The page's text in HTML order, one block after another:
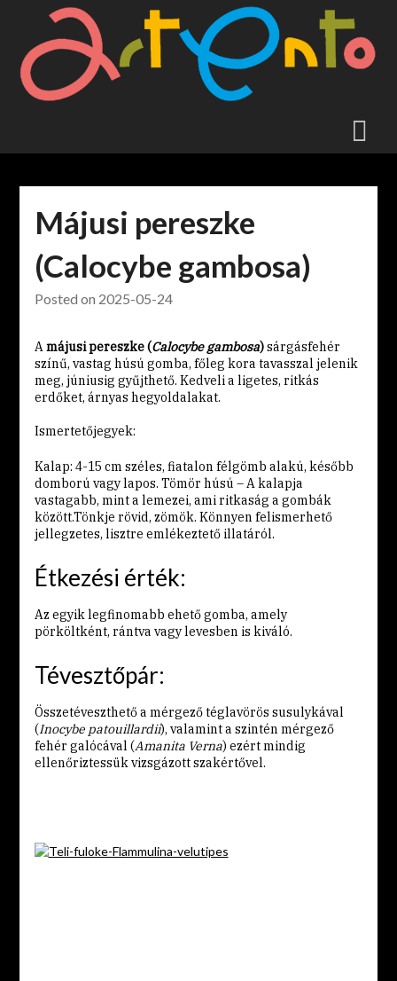
content
Májusi pereszke
(Calocybe gambosa)
Posted on 2025-05-24
Amájusi pereszke (Calocybe gambosa)sárgásfehér
színű, vastag húsú gomba, főleg kora tavasszal jelenik
meg, júniusig gyűjthető. Kedveli a ligetes, ritkás
erdőket, árnyas hegyoldalakat.
Ismertetőjegyek:
Kalap: 4-15 cm széles, fiatalon félgömb alakú, később
domború vagy lapos. Tömör húsú – A kalapja
vastagabb, mint a lemezei, ami ritkaság a gombák
között.Tönkje rövid, zömök. Könnyen felismerhető
jellegzetes, lisztre emlékeztető illatáról.
Étkezési érték:
Az egyik legfinomabb ehető gomba, amely
pörköltként, rántva vagy levesben is kiváló.
Tévesztőpár:
Összetéveszthető a mérgező téglavörös susulykával
(Inocybe patouillardii), valamint a szintén mérgező
fehér galócával (Amanita Verna) ezért mindig
ellenőriztessük vizsgázott szakértővel.